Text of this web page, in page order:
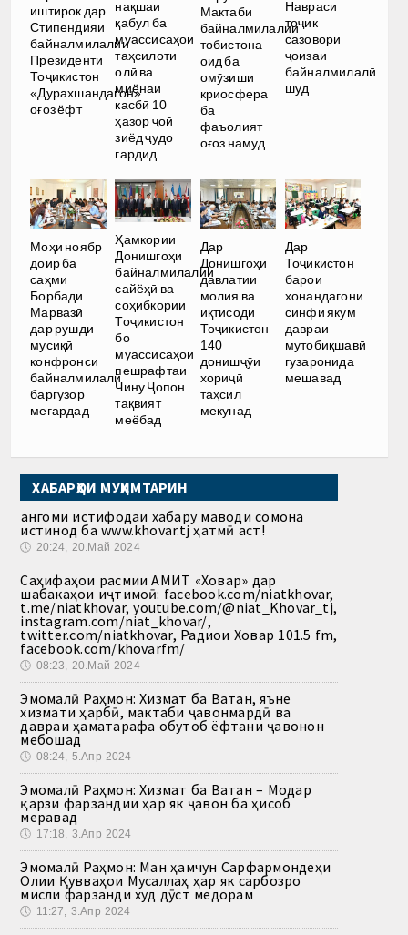
иштирок дар
Стипендияи
байналмилалии
Президенти
Тоҷикистон
«Дурахшандагон»
оғоз ёфт
нақшаи
қабул ба
муассисаҳои
таҳсилоти
олӣ ва
миёнаи
касбӣ 10
ҳазор ҷой
зиёд ҷудо
гардид
Мактаби
байналмилалии
тобистона
оид ба
омӯзиши
криосфера
ба
фаъолият
оғоз намуд
Навраси
тоҷик
сазовори
ҷоизаи
байналмилалӣ
шуд
Моҳи ноябр
доир ба
саҳми
Борбади
Марвазӣ
дар рушди
мусиқӣ
конфронси
байналмилалӣ
баргузор
мегардад
Ҳамкории
Донишгоҳи
байналмилалии
сайёҳӣ ва
соҳибкории
Тоҷикистон
бо
муассисаҳои
пешрафтаи
Чину Ҷопон
тақвият
меёбад
Дар
Донишгоҳи
давлатии
молия ва
иқтисоди
Тоҷикистон
140
донишҷӯи
хориҷӣ
таҳсил
мекунад
Дар
Тоҷикистон
барои
хонандагони
синфи якум
давраи
мутобиқшавӣ
гузаронида
мешавад
ХАБАРҲОИ МУҲИМТАРИН
Ҳангоми истифодаи хабару маводи сомона
истинод ба www.khovar.tj ҳатмӣ аст!
🕔 20:24, 20.Май 2024
Саҳифаҳои расмии АМИТ «Ховар» дар
шабакаҳои иҷтимоӣ: facebook.com/niatkhovar,
t.me/niatkhovar, youtube.com/@niat_Khovar_tj,
instagram.com/niat_khovar/,
twitter.com/niatkhovar, Радиои Ховар 101.5 fm,
facebook.com/khovarfm/
🕔 08:23, 20.Май 2024
Эмомалӣ Раҳмон: Хизмат ба Ватан, яъне
хизмати ҳарбӣ, мактаби ҷавонмардӣ ва
давраи ҳаматарафа обутоб ёфтани ҷавонон
мебошад
🕔 08:24, 5.Апр 2024
Эмомалӣ Раҳмон: Хизмат ба Ватан – Модар
қарзи фарзандии ҳар як ҷавон ба ҳисоб
меравад
🕔 17:18, 3.Апр 2024
Эмомалӣ Раҳмон: Ман ҳамчун Сарфармондеҳи
Олии Қувваҳои Мусаллаҳ ҳар як сарбозро
мисли фарзанди худ дӯст медорам
🕔 11:27, 3.Апр 2024